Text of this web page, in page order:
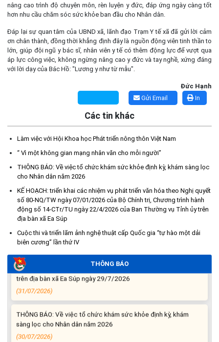
nâng cao trình độ chuyên môn, rèn luyện y đức, đáp ứng ngày càng tốt
hơn nhu cầu chăm sóc sức khỏe ban đầu cho Nhân dân.
Đáp lại sự quan tâm của UBND xã, lãnh đạo Trạm Y tế xã đã gửi lời cảm
ơn chân thành, đồng thời khẳng định đây là nguồn động viên tinh thần to
lớn, giúp đội ngũ y bác sĩ, nhân viên y tế có thêm động lực để vượt qua
áp lực công việc, không ngừng nâng cao y đức và tay nghề, xứng đáng
với lời dạy của Bác Hồ: "Lương y như từ mẫu".
Đức Hạnh
In
Gửi Email
Các tin khác
Làm việc với Hội Khoa học Phát triển nông thôn Việt Nam
“ Vì một không gian mạng nhân văn cho mỗi người”
THÔNG BÁO: Về việc tổ chức khám sức khỏe định kỳ, khám sàng lọc
cho Nhân dân năm 2026
KẾ HOẠCH: triển khai các nhiệm vụ phát triển văn hóa theo Nghị quyết
số 80-NQ/TW ngày 07/01/2026 của Bộ Chính trị, Chương trình hành
động số 14-CTr/TU ngày 22/4/2026 của Ban Thường vụ Tỉnh ủy trên
địa bàn xã Ea Súp
Cuộc thi và triển lãm ảnh nghệ thuật cấp Quốc gia “tự hào một dải
biên cương” lần thứ IV
THÔNG BÁO
Kế hoạch Tổ chức lấy mẫu hài cốt liệt sĩ đối với các mộ chưa
xác định được thông tin trong nghĩa trang liệt sĩ trên địa bàn xã
Ea Súp để giám định AND
Thông báo nghiêm cấm sử dụng đất với khu vực Quy hoạch
cấp đất sản xuất cho các hộ nghèo, cận nghèo thiếu đất sản
xuất trên địa bàn xã.
(06/08/2026)
THÔNG BÁO: Cảnh báo thủ đoạn lừa đảo thông qua công tác
đo đạc, lập bản đồ địa chính, lập hồ sơ địa chính và hoàn thành
cơ sở dữ liệu quốc gia về đất đai
(03/08/2026)
THÔNG BÁO NIÊM YẾT CÔNG KHAI: Kết quả thẩm định hồ sơ đề
nghị hỗ trợ khắc phục thiệt hại do thiên tai bão số 13 năm 2025
trên địa bàn xã Ea Súp ngày 29/7/2026
THÔNG BÁO: Về việc tổ chức khám sức khỏe định kỳ, khám
sàng lọc cho Nhân dân năm 2026